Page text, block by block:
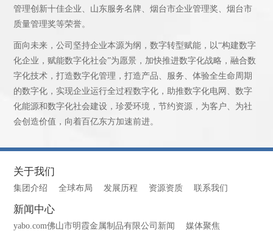
管理创新十佳企业、山东服务名牌、烟台市企业管理奖、烟台市
质量管理奖等荣誉。
面向未来，公司坚持企业本源为纲，数字转型赋能，以“构建数字
化企业，赋能数字化社会”为愿景，加快推进数字化战略，融合数
字化技术，打造数字化管理，打造产品、服务、体验全生命周期
的数字化，实现企业运行全过程数字化，助推数字化电网、数字
化能源和数字化社会建设，珍爱环境，节约资源，为客户、为社
会创造价值，向着百亿东方加速前进。
关于我们
集团介绍 全球布局 发展历程 资源资质 联系我们
新闻中心
yabo.com佛山市明霞金属制品有限公司新闻 媒体聚焦